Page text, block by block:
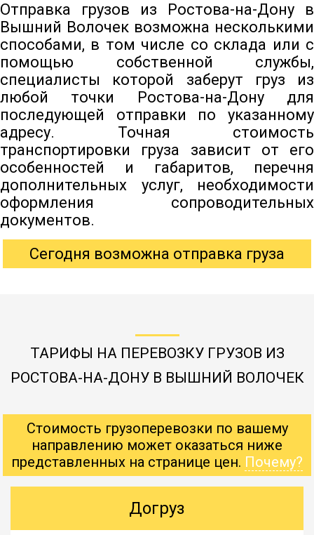
Отправка грузов из Ростова-на-Дону в
Вышний Волочек возможна несколькими
способами, в том числе со склада или с
помощью собственной службы,
специалисты которой заберут груз из
любой точки Ростова-на-Дону для
последующей отправки по указанному
адресу. Точная стоимость
транспортировки груза зависит от его
особенностей и габаритов, перечня
дополнительных услуг, необходимости
оформления сопроводительных
документов.
Сегодня возможна отправка груза
ТАРИФЫ НА ПЕРЕВОЗКУ ГРУЗОВ ИЗ
РОСТОВА-НА-ДОНУ В ВЫШНИЙ ВОЛОЧЕК
Стоимость грузоперевозки по вашему
направлению может оказаться ниже
представленных на странице цен. Почему?
Догруз